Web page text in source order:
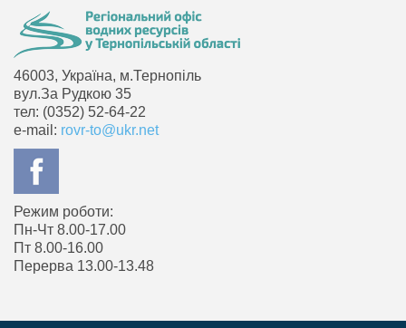
46003, Україна, м.Тернопіль
вул.За Рудкою 35
тел: (0352) 52-64-22
e-mail: rovr-to@ukr.net
Режим роботи:
Пн-Чт 8.00-17.00
Пт 8.00-16.00
Перерва 13.00-13.48